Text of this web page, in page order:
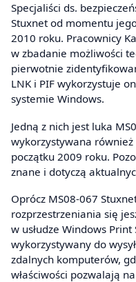
Specjaliści ds.
Stuxnet od momentu
2010 roku. Pracownicy
w zbadanie możliwości
pierwotnie
LNK i PIF wykorzystuje
systemie Windows.
Jedną z nich jest luka
wykorzystywana
początku 2009 roku.
znane i dotyczą
Oprócz MS08-067
rozprzestrzeniania się
w usłudze Windows
wykorzystywany do
zdalnych komputerów,
właściwości pozwalają